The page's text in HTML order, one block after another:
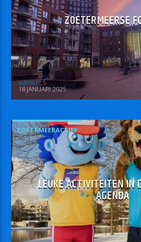
ZOETERMEERSE
admin
18 JANUARI 2025
ZOETRMEERACTIEF
LEUKE ACTIVITEITEN IN
AGENDA